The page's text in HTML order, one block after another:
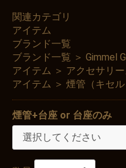
関連カテゴリ
アイテム
ブランド一覧
ブランド一覧 ＞ Gimmel
アイテム ＞ アクセサリ
アイテム ＞ 煙管（キセル
煙管+台座 or 台座のみ